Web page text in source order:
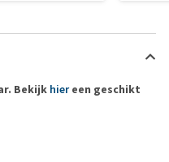
Bekijk hiereen geschikt